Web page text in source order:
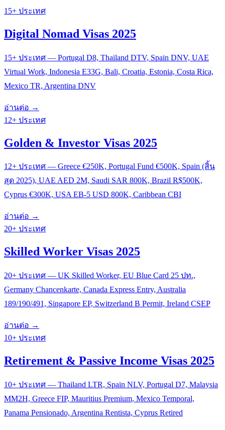
15+ ประเทศ
Digital Nomad Visas 2025
15+ ประเทศ — Portugal D8, Thailand DTV, Spain DNV, UAE
Virtual Work, Indonesia E33G, Bali, Croatia, Estonia, Costa Rica,
Mexico TR, Argentina DNV
อ่านต่อ →
12+ ประเทศ
Golden & Investor Visas 2025
12+ ประเทศ — Greece €250K, Portugal Fund €500K, Spain (สิ้น
สุด 2025), UAE AED 2M, Saudi SAR 800K, Brazil R$500K,
Cyprus €300K, USA EB-5 USD 800K, Caribbean CBI
อ่านต่อ →
20+ ประเทศ
Skilled Worker Visas 2025
20+ ประเทศ — UK Skilled Worker, EU Blue Card 25 ปท.,
Germany Chancenkarte, Canada Express Entry, Australia
189/190/491, Singapore EP, Switzerland B Permit, Ireland CSEP
อ่านต่อ →
10+ ประเทศ
Retirement & Passive Income Visas 2025
10+ ประเทศ — Thailand LTR, Spain NLV, Portugal D7, Malaysia
MM2H, Greece FIP, Mauritius Premium, Mexico Temporal,
Panama Pensionado, Argentina Rentista, Cyprus Retired